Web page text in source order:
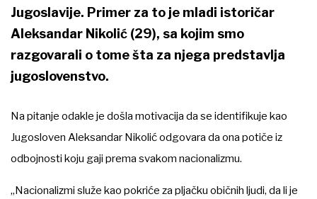
Jugoslavije. Primer za to je mladi istoričar
Aleksandar Nikolić (29), sa kojim smo
razgovarali o tome šta za njega predstavlja
jugoslovenstvo.
Na pitanje odakle je došla motivacija da se identifikuje kao
Jugosloven Aleksandar Nikolić odgovara da ona potiče iz
odbojnosti koju gaji prema svakom nacionalizmu.
„Nacionalizmi služe kao pokriće za pljačku običnih ljudi, da li je